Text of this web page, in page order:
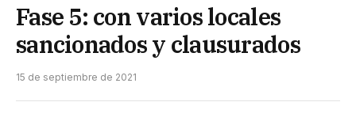
Fase 5: con varios locales
sancionados y clausurados
15 de septiembre de 2021